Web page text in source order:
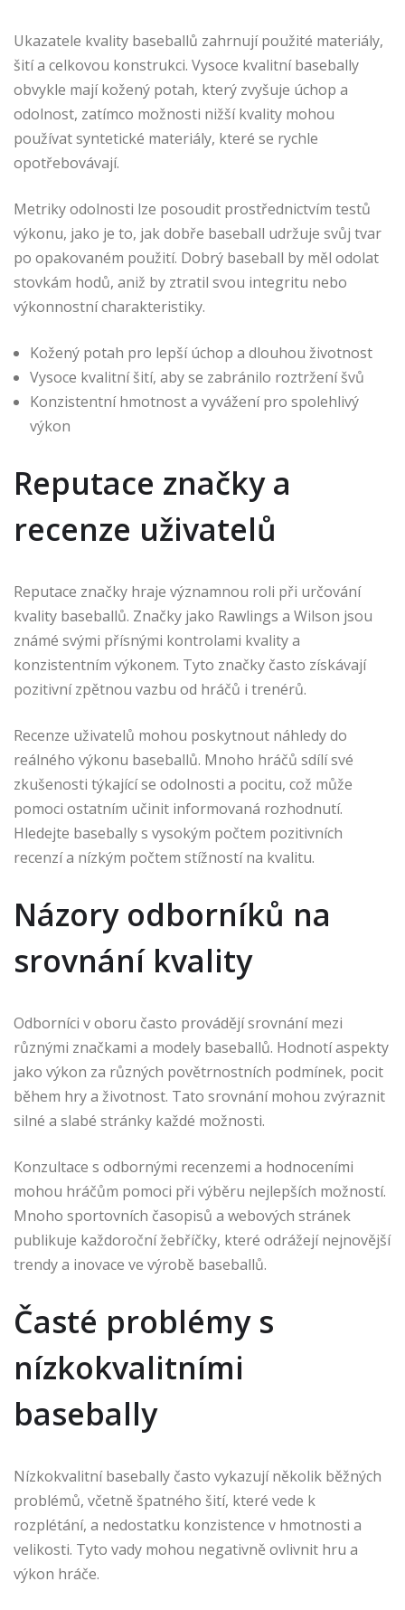
Ukazatele kvality baseballů zahrnují použité materiály,
šití a celkovou konstrukci. Vysoce kvalitní basebally
obvykle mají kožený potah, který zvyšuje úchop a
odolnost, zatímco možnosti nižší kvality mohou
používat syntetické materiály, které se rychle
opotřebovávají.
Metriky odolnosti lze posoudit prostřednictvím testů
výkonu, jako je to, jak dobře baseball udržuje svůj tvar
po opakovaném použití. Dobrý baseball by měl odolat
stovkám hodů, aniž by ztratil svou integritu nebo
výkonnostní charakteristiky.
Kožený potah pro lepší úchop a dlouhou životnost
Vysoce kvalitní šití, aby se zabránilo roztržení švů
Konzistentní hmotnost a vyvážení pro spolehlivý
výkon
Reputace značky a
recenze uživatelů
Reputace značky hraje významnou roli při určování
kvality baseballů. Značky jako Rawlings a Wilson jsou
známé svými přísnými kontrolami kvality a
konzistentním výkonem. Tyto značky často získávají
pozitivní zpětnou vazbu od hráčů i trenérů.
Recenze uživatelů mohou poskytnout náhledy do
reálného výkonu baseballů. Mnoho hráčů sdílí své
zkušenosti týkající se odolnosti a pocitu, což může
pomoci ostatním učinit informovaná rozhodnutí.
Hledejte basebally s vysokým počtem pozitivních
recenzí a nízkým počtem stížností na kvalitu.
Názory odborníků na
srovnání kvality
Odborníci v oboru často provádějí srovnání mezi
různými značkami a modely baseballů. Hodnotí aspekty
jako výkon za různých povětrnostních podmínek, pocit
během hry a životnost. Tato srovnání mohou zvýraznit
silné a slabé stránky každé možnosti.
Konzultace s odbornými recenzemi a hodnoceními
mohou hráčům pomoci při výběru nejlepších možností.
Mnoho sportovních časopisů a webových stránek
publikuje každoroční žebříčky, které odrážejí nejnovější
trendy a inovace ve výrobě baseballů.
Časté problémy s
nízkokvalitními
basebally
Nízkokvalitní basebally často vykazují několik běžných
problémů, včetně špatného šití, které vede k
rozplétání, a nedostatku konzistence v hmotnosti a
velikosti. Tyto vady mohou negativně ovlivnit hru a
výkon hráče.